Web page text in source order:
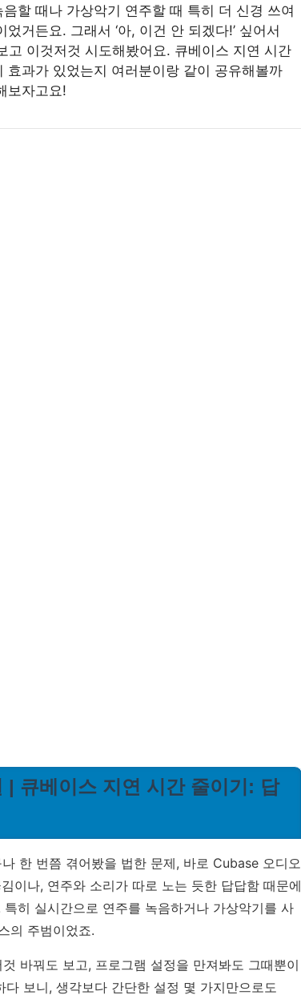
할 때나 가상악기 연주할 때 특히 더 신경 쓰여
거든요. 그래서 ‘아, 이건 안 되겠다!’ 싶어서
고 이것저것 시도해봤어요. 큐베이스 지연 시간
과가 있었는지 여러분이랑 같이 공유해볼까
보자고요!
큐베이스 지연 시간 줄이기: 답
한 번쯤 겪어봤을 법한 문제, 바로 Cubase 오디오
이나, 연주와 소리가 따로 노는 듯한 답답함 때문에
히 실시간으로 연주를 녹음하거나 가상악기를 사
의 주범이었죠.
바꿔도 보고, 프로그램 설정을 만져봐도 그때뿐이
보니, 생각보다 간단한 설정 몇 가지만으로도